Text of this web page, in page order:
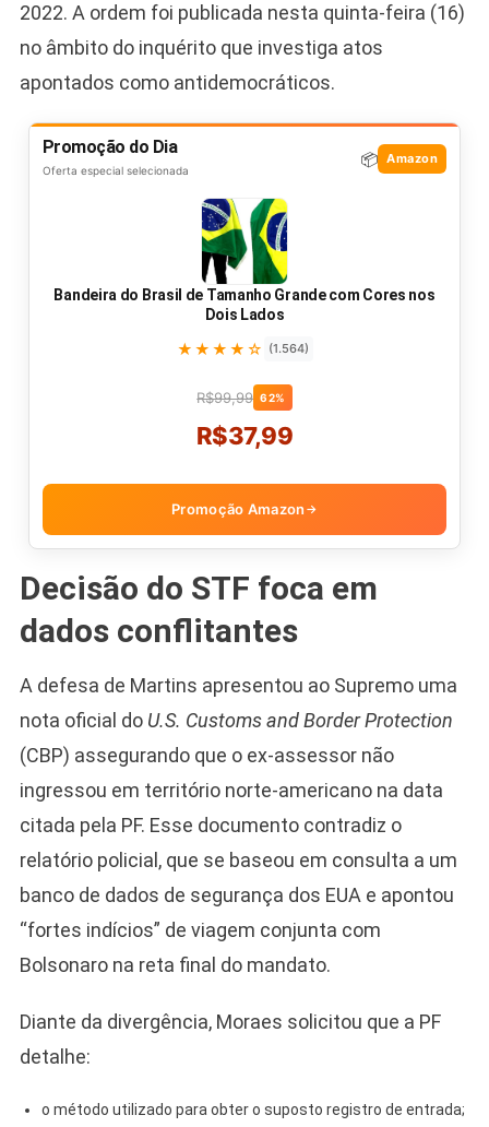
2022. A ordem foi publicada nesta quinta-feira (16)
no âmbito do inquérito que investiga atos
apontados como antidemocráticos.
Promoção do Dia
Oferta especial selecionada
📦 Amazon
Bandeira do Brasil de Tamanho Grande com Cores nos
Dois Lados
★★★★☆ (1.564)
R$99,99 62%
R$37,99
Promoção Amazon →
Decisão do STF foca em
dados conflitantes
A defesa de Martins apresentou ao Supremo uma
nota oficial do U.S. Customs and Border Protection
(CBP) assegurando que o ex-assessor não
ingressou em território norte-americano na data
citada pela PF. Esse documento contradiz o
relatório policial, que se baseou em consulta a um
banco de dados de segurança dos EUA e apontou
“fortes indícios” de viagem conjunta com
Bolsonaro na reta final do mandato.
Diante da divergência, Moraes solicitou que a PF
detalhe:
o método utilizado para obter o suposto registro de entrada;